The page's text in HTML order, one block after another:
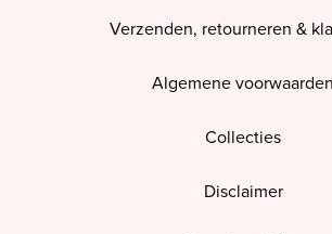
Verzenden, retourneren &
Algemene voorwaarden
Collecties
Disclaimer